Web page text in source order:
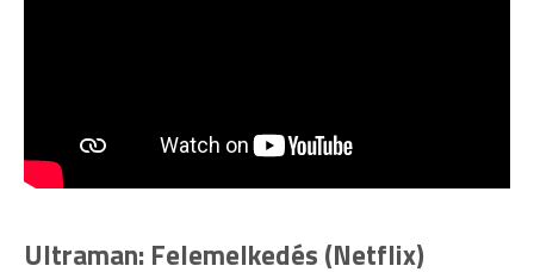
Ultraman: Felemelkedés (Netflix)